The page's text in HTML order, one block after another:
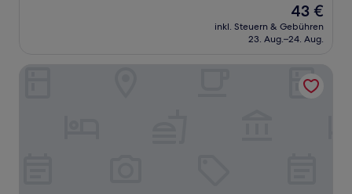
Bewertungen)
Der
Preis
beträgt
43 €
inkl. Steuern & Gebühren
23. Aug.–24. Aug.